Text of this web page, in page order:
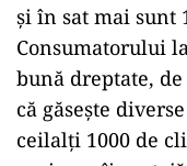
şi în sat mai sunt
Consumatorului
bună dreptate,
că găseşte
ceilalţi 1000 de